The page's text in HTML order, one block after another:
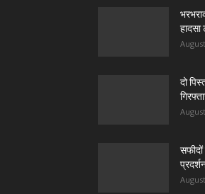
हादसा
दो
सफीदों